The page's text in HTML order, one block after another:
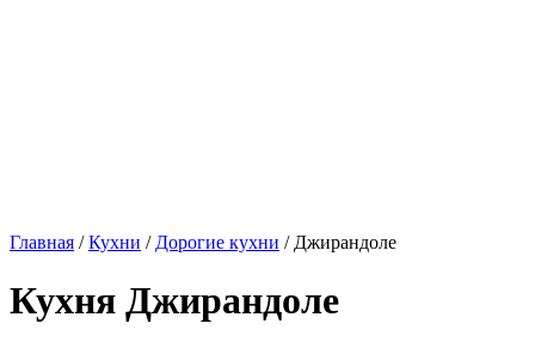
Главная /Кухни / Дорогие кухни / Джирандоле
Кухня Джирандоле